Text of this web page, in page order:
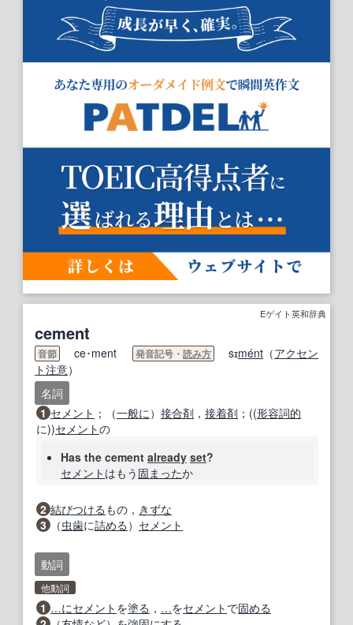
Eゲイト英和辞典
cement
音節 ce･ment 発音記号・ 読み方 sɪment （アクセン
ト注意）
名詞
1 セメント ；（一般に） 接合剤 ， 接着剤 ；((形容詞的
に))セメントの
Has the cement already set?
セメント はもう 固まったか
2 結びつける もの， きずな
3
（虫歯に詰める ） セメント
動詞
他動詞
1 …にセメント を塗る ， …をセメント で固める